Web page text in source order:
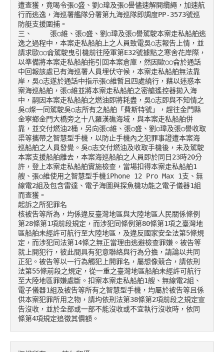
遭查獲，竟喝令張○盛、劉○瑋及張○譽儘速解開纜繩，加速航
行而逃逸，海巡署艦隊分署第九海巡隊即調度PP-3573號巡
防艇支援圍捕。
三、	張○維、張○盛、劉○瑋及張○譽駕駛本案走私船舶逃
逸之過程中，本案走私船舶上之人員致電吳○志報告上情，並
請求歐○○侖駕駛曳引機前往陸軍第E32號據點之寒舍花岸際，
以準備將本案走私船舶拖引回本案倉庫，然因歐○○侖於通話
中回報該處已有海巡署人員埋伏守候，本案走私船舶無法靠
岸，吳○志遂於通話中指示張○維暫且四處繞行，藉以迷惑本
案海巡船舶，張○維並將本案走私船舶之密艙遙控器拋入海
中，嗣因本案走私船舶之燃油即將耗盡，吳○志即與不知情之
吳○燦一同駕駛吳○志所有之船舶「費斯特號」，趕往金門縣
金寧鄉金門大橋旁之十八羅漢礁海域，與本案走私船舶併
靠，並交付燃油2桶，另向張○維、張○盛、劉○瑋及張○譽收取
渠等攜帶之智慧型手機，以防止手機內之犯罪事證遭本案海
巡船舶之人員發覺。吳○志交付燃油及收取手機後，未及駕駛
本案支援船舶離去，本案海巡船舶之人員即於同日23時20分
許，登上本案走私船舶實施檢查，當場扣得本案走私船舶1
艘、張○維使用之智慧型手機iPhone 12 Pro Max 1支、無
線電2組及包含雷達、電子海圖與探魚機功能之電子儀器1組
而查獲。
起訴之所犯罪名
核被告等所為，均係違反臺灣地區與大陸地區人民關係條例
第28條第1項前段規定，而涉犯同條例第80條第1項之臺灣地
區船舶未經許可航行至大陸地區，及違反國家安全法第5條規
定，而涉犯同法第14條之無正當理由逃避檢查罪嫌。被告等
就上開犯行，彼此間具有犯意聯絡與行為分擔，請論以共同
正犯。被告等以一行為觸犯上開罪名，屬想像競合，請依刑
法第55條前段之規定，從一重之臺灣地區船舶未經許可航行
至大陸地區罪嫌處斷。扣案本案走私船舶1艘、無線電2組、
電子儀器1組及被告等所有之智慧型手機，均屬於被告等且係
供本案犯罪所用之物，請均依刑法第38條第2項前段之規定宣
告沒收，並於全部或一部不能沒收或不宜執行沒收時，依同
條第4項規定追徵其價額。